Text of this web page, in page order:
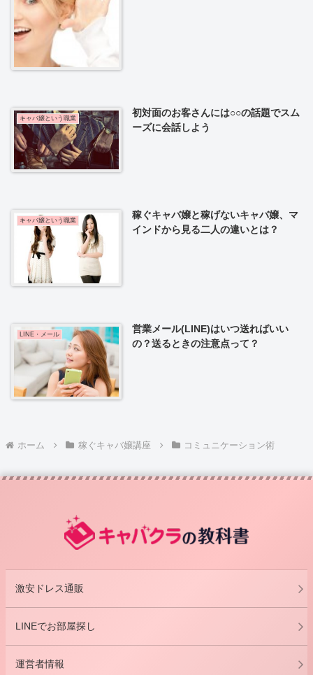
キャバ嬢という職業
初対面のお客さんには○○の話題でスム
ーズに会話しよう
キャバ嬢という職業
稼ぐキャバ嬢と稼げないキャバ嬢、マ
インドから見る二人の違いとは？
LINE・メール
営業メール(LINE)はいつ送ればいい
の？送るときの注意点って？
ホーム 稼ぐキャバ嬢講座 コミュニケーション術
激安ドレス通販
LINEでお部屋探し
運営者情報